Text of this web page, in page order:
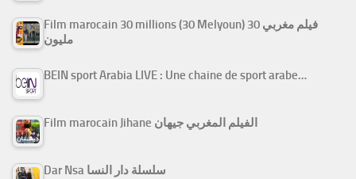
Film marocain 30 millions (30 Melyoun) فيلم مغربي 30
مليون
BEIN sport Arabia LIVE : Une chaine de sport arabe…
Film marocain Jihane الفيلم المغربي جيهان
Dar Nsa سلسلة دار النسا